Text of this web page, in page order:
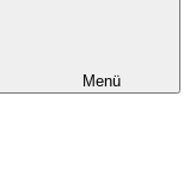
Menü